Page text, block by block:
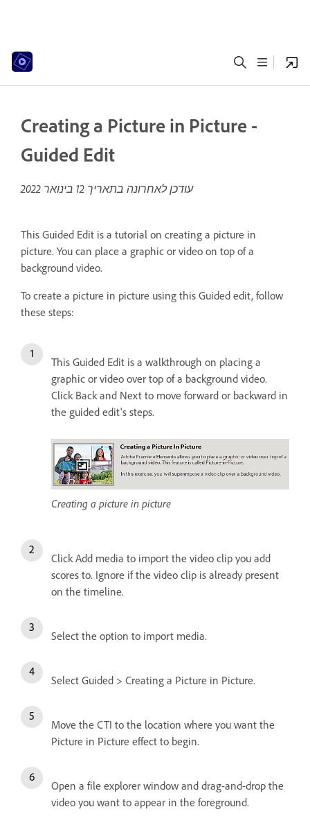
Creating a Picture in Picture -
Guided Edit
עודכן לאחרונה בתאריך 12 בינואר 2022
This Guided Edit is a tutorial on creating a picture in
picture. You can place a graphic or video on top of a
background video.
To create a picture in picture using this Guided edit, follow
these steps:
This Guided Edit is a walkthrough on placing a
graphic or video over top of a background video.
Click Back and Next to move forward or backward in
the guided edit's steps.
Creating a picture in picture
Click Add media to import the video clip you add
scores to. Ignore if the video clip is already present
on the timeline.
Select the option to import media.
Select Guided > Creating a Picture in Picture.
Move the CTI to the location where you want the
Picture in Picture effect to begin.
Open a file explorer window and drag-and-drop the
video you want to appear in the foreground.